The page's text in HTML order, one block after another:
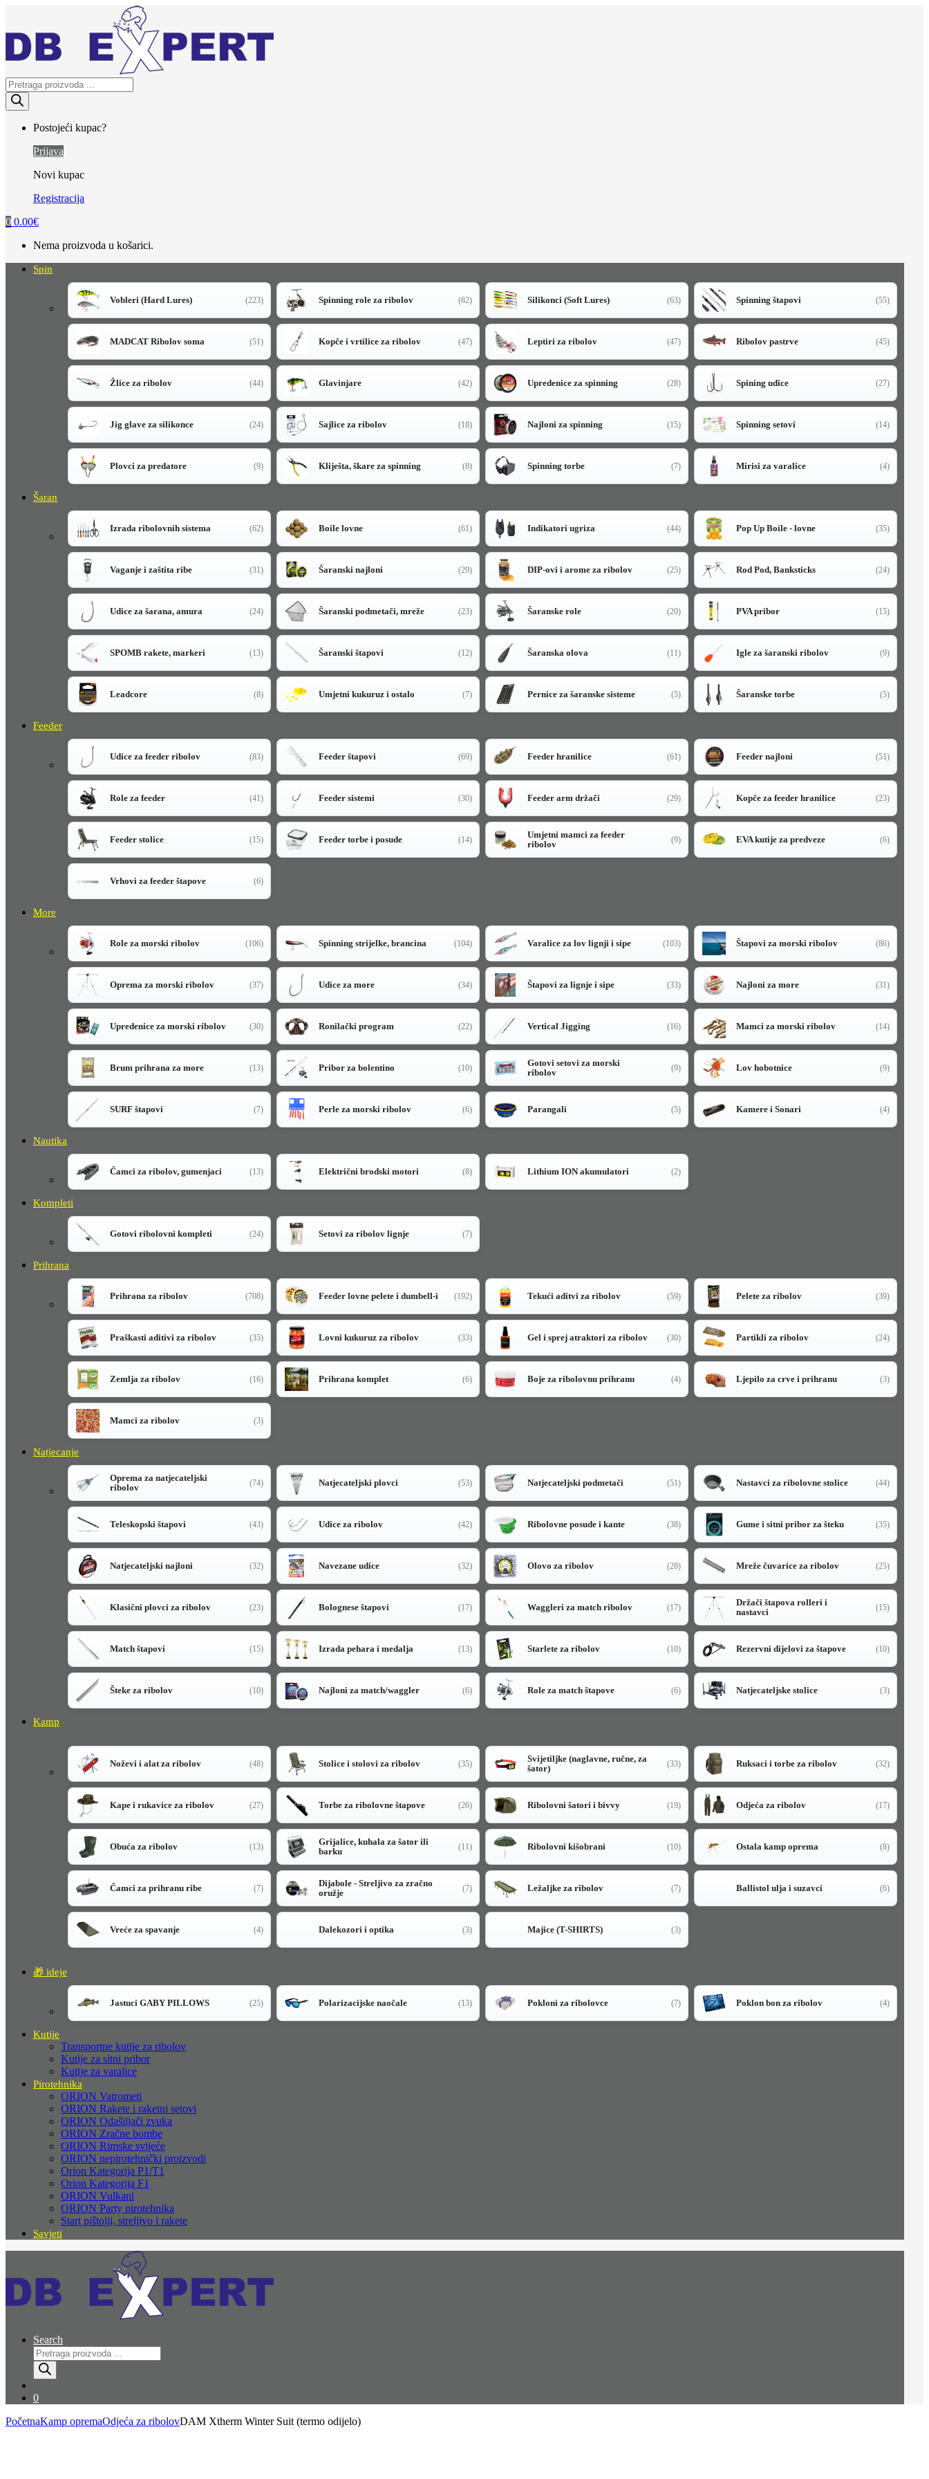
navigation
content
Products
search
Postojeći kupac?
Prijava
Novi kupac
Registracija
0 0.00€
Nema proizvoda u košarici.
Spin
Vobleri (Hard Lures) (223) Spinning role za ribolov (82) Silikonci (Soft Lures) (63) Spinning štapovi (55)
MADCAT Ribolov soma (51) Kopče i vrtilice za ribolov (47) Leptiri za ribolov (47) Ribolov pastrve (45)
Žlice za ribolov (44) Glavinjare (42) Upredenice za spinning (28) Spining udice (27)
Jig glave za silikonce (24) Sajlice za ribolov (18) Najloni za spinning (15) Spinning setovi (14)
Plovci za predatore (9) Kliješta, škare za spinning (8) Spinning torbe (7) Mirisi za varalice (4)
Šaran
Izrada ribolovnih sistema (62) Boile lovne (61) Indikatori ugriza (44) Pop Up Boile - lovne (35)
Vaganje i zaštita ribe (31) Šaranski najloni (29) DIP-ovi i arome za ribolov (25) Rod Pod, Banksticks (24)
Udice za šarana, amura (24) Šaranski podmetači, mreže (23) Šaranske role (20) PVA pribor (15)
SPOMB rakete, markeri (13) Šaranski štapovi (12) Šaranska olova (11) Igle za šaranski ribolov (9)
Leadcore (8) Umjetni kukuruz i ostalo (7) Pernice za šaranske sisteme (5) Šaranske torbe (5)
Feeder
Udice za feeder ribolov (83) Feeder štapovi (69) Feeder hranilice (61) Feeder najloni (51)
Role za feeder (41) Feeder sistemi (30) Feeder arm držači (29) Kopče za feeder hranilice (23)
Feeder stolice (15) Feeder torbe i posude (14)
Umjetni mamci za feeder
ribolov
(9) EVA kutije za predveze (6)
Vrhovi za feeder štapove (6)
More
Role za morski ribolov (106) Spinning strijelke, brancina (104) Varalice za lov lignji i sipe (103) Štapovi za morski ribolov (86)
Oprema za morski ribolov (37) Udice za more (34) Štapovi za lignje i sipe (33) Najloni za more (31)
Upredenice za morski ribolov (30) Ronilački program (22) Vertical Jigging (16) Mamci za morski ribolov (14)
Brum prihrana za more (13) Pribor za bolentino (10)
Gotovi setovi za morski
ribolov
(9) Lov hobotnice (9)
SURF štapovi (7) Perle za morski ribolov (6) Parangali (5) Kamere i Sonari (4)
Nautika
Čamci za ribolov, gumenjaci (13) Električni brodski motori (8) Lithium ION akumulatori (2)
Kompleti
Gotovi ribolovni kompleti (24) Setovi za ribolov lignje (7)
Prihrana
Prihrana za ribolov (708) Feeder lovne pelete i dumbell-i (192) Tekući aditvi za ribolov (59) Pelete za ribolov (39)
Praškasti aditivi za ribolov (35) Lovni kukuruz za ribolov (33) Gel i sprej atraktori za ribolov (30) Partikli za ribolov (24)
Zemlja za ribolov (16) Prihrana komplet (6) Boje za ribolovnu prihranu (4) Ljepilo za crve i prihranu (3)
Mamci za ribolov (3)
Natjecanje
Oprema za natjecateljski
ribolov
(74) Natjecateljski plovci (53) Natjecateljski podmetači (51) Nastavci za ribolovne stolice (44)
Teleskopski štapovi (43) Udice za ribolov (42) Ribolovne posude i kante (38) Gume i sitni pribor za šteku (35)
Natjecateljski najloni (32) Navezane udice (32) Olovo za ribolov (28) Mreže čuvarice za ribolov (25)
Klasični plovci za ribolov (23) Bolognese štapovi (17) Waggleri za match ribolov (17)
Držači štapova rolleri i
nastavci
(15)
Match štapovi (15) Izrada pehara i medalja (13) Starlete za ribolov (10) Rezervni dijelovi za štapove (10)
Šteke za ribolov (10) Najloni za match/waggler (6) Role za match štapove (6) Natjecateljske stolice (3)
Kamp
Noževi i alat za ribolov (48) Stolice i stolovi za ribolov (35)
Svijetiljke (naglavne, ručne, za
šator)
(33) Ruksaci i torbe za ribolov (32)
Kape i rukavice za ribolov (27) Torbe za ribolovne štapove (26) Ribolovni šatori i bivvy (19) Odjeća za ribolov (17)
Obuća za ribolov (13)
Grijalice, kuhala za šator ili
barku
(11) Ribolovni kišobrani (10) Ostala kamp oprema (8)
Čamci za prihranu ribe (7)
Dijabole - Streljivo za zračno
oružje
(7) Ležaljke za ribolov (7) Ballistol ulja i suzavci (6)
Vreće za spavanje (4) Dalekozori i optika (3) Majice (T-SHIRTS) (3)
🎁 ideje
Jastuci GABY PILLOWS (25) Polarizacijske naočale (13) Pokloni za ribolovce (7) Poklon bon za ribolov (4)
Kutije
Transportne kutije za ribolov
Kutije za sitni pribor
Kutije za varalice
Pirotehnika
ORION Vatrometi
ORION Rakete i raketni setovi
ORION Odašiljači zvuka
ORION Zračne bombe
ORION Rimske svijeće
ORION nepirotehnički proizvodi
Orion Kategorija P1/T1
Orion Kategorija F1
ORION Vulkani
ORION Party pirotehnika
Start pištolji, streljivo i rakete
Savjeti
Search
Products
search
0
PočetnaKamp opremaOdjeća za ribolovDAM Xtherm Winter Suit (termo odijelo)